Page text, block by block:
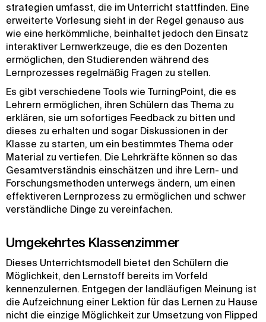
strategien umfasst, die im Unterricht stattfinden. Eine
erweiterte Vorlesung sieht in der Regel genauso aus
wie eine herkömmliche, beinhaltet jedoch den Einsatz
interaktiver Lernwerkzeuge, die es den Dozenten
ermöglichen, den Studierenden während des
Lernprozesses regelmäßig Fragen zu stellen.
Es gibt verschiedene Tools wie TurningPoint, die es
Lehrern ermöglichen, ihren Schülern das Thema zu
erklären, sie um sofortiges Feedback zu bitten und
dieses zu erhalten und sogar Diskussionen in der
Klasse zu starten, um ein bestimmtes Thema oder
Material zu vertiefen. Die Lehrkräfte können so das
Gesamtverständnis einschätzen und ihre Lern- und
Forschungsmethoden unterwegs ändern, um einen
effektiveren Lernprozess zu ermöglichen und schwer
verständliche Dinge zu vereinfachen.
Umgekehrtes Klassenzimmer
Dieses Unterrichtsmodell bietet den Schülern die
Möglichkeit, den Lernstoff bereits im Vorfeld
kennenzulernen. Entgegen der landläufigen Meinung ist
die Aufzeichnung einer Lektion für das Lernen zu Hause
nicht die einzige Möglichkeit zur Umsetzung von Flipped